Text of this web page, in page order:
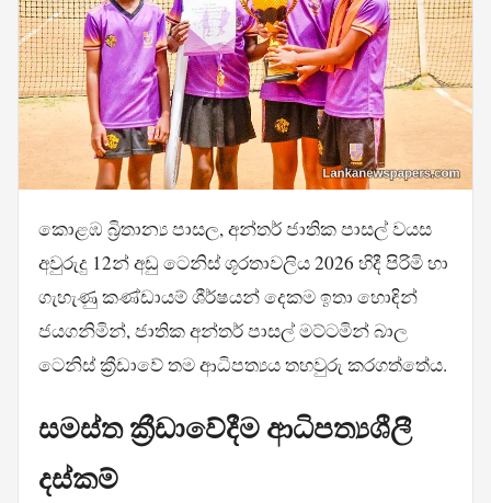
කොළඹ බ්‍රිතාන්‍ය පාසල, අන්තර් ජාතික පාසල් වයස
අවුරුදු 12න් අඩු ටෙනිස් ශූරතාවලිය 2026 හිදී පිරිමි හා
ගැහැණු කණ්ඩායම් ශීර්ෂයන් දෙකම ඉතා හොඳින්
ජයගනිමින්, ජාතික අන්තර් පාසල් මට්ටමින් බාල
ටෙනිස් ක්‍රීඩාවේ තම ආධිපත්‍යය තහවුරු කරගත්තේය.
සමස්ත ක්‍රීඩාවේදීම ආධිපත්‍යශීලී
දස්කම්